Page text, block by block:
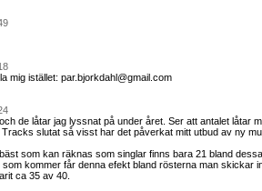
mig istället: par.bjorkdahl@gmail.com
de låtar jag lyssnat på under året. Ser att antalet låtar
slutat så visst har det påverkat mitt utbud av ny
som kan räknas som singlar finns bara 21 bland
kommer får denna efekt bland rösterna man skickar
ca 35 av 40.